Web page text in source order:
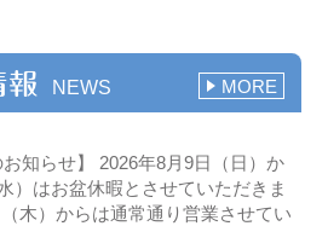
NEWS MORE
お知らせ】 2026年8月9日（日）か
）はお盆休暇とさせていただきま
木）からは通常通り営業させてい